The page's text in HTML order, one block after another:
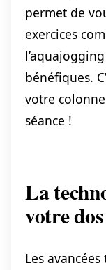
permet de
exercices
bénéfiques.
votre
séance !
La
votre dos
Les